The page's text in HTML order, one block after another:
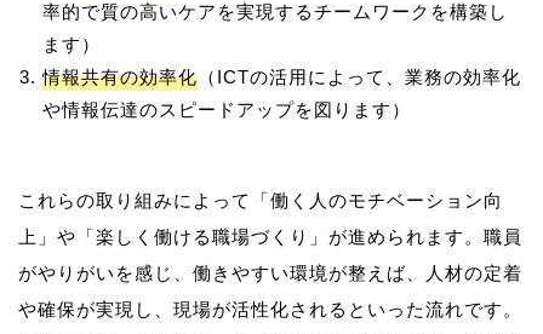
率的で質の高いケアを実現するチームワークを構築し
ます）
情報共有の効率化 （ICTの活用によって、業務の効率化
や情報伝達のスピードアップを図ります）
これらの取り組みによって「働く人のモチベーション向
上」や「楽しく働ける職場づくり」が進められます。職員
がやりがいを感じ、働きやすい環境が整えば、人材の定着
や確保が実現し、現場が活性化されるといった流れです。